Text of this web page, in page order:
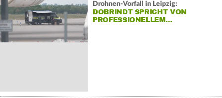
Drohnen-Vorfall in Leipzig:
DOBRINDT SPRICHT VON
PROFESSIONELLEM…